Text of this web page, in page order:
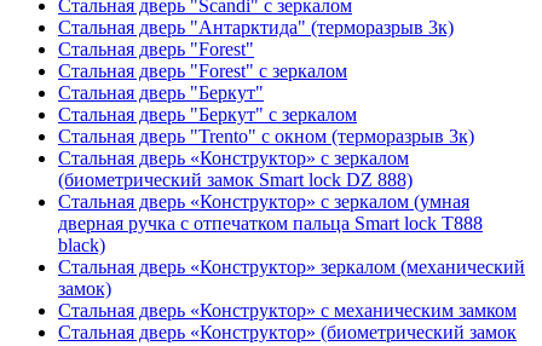
Стальная дверь "Scandi" с зеркалом
Стальная дверь "Антарктида" (терморазрыв 3к)
Стальная дверь "Forest"
Стальная дверь "Forest" с зеркалом
Стальная дверь "Беркут"
Стальная дверь "Беркут" с зеркалом
Стальная дверь "Trento" с окном (терморазрыв 3к)
Стальная дверь «Конструктор» с зеркалом
(биометрический замок Smart lock DZ 888)
Стальная дверь «Конструктор» с зеркалом (умная
дверная ручка с отпечатком пальца Smart lock T888
black)
Стальная дверь «Конструктор» зеркалом (механический
замок)
Стальная дверь «Конструктор» с механическим замком
Стальная дверь «Конструктор» (биометрический замок